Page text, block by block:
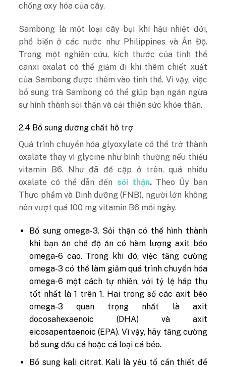
chống oxy hóa của cây.
Sambong là một loại cây bụi khí hậu nhiệt đới,
phổ biến ở các nước như Philippines và Ấn Độ.
Trong một nghiên cứu, kích thước của tinh thể
canxi oxalat có thể giảm đi khi thêm chiết xuất
của Sambong được thêm vào tinh thể. Vì vậy, việc
bổ sung trà Sambong có thể giúp bạn ngăn ngừa
sự hình thành sỏi thận và cải thiện sức khỏe thận.
2.4 Bổ sung dưỡng chất hỗ trợ
Quá trình chuyển hóa glyoxylate có thể trở thành
oxalate thay vì glycine như bình thường nếu thiếu
vitamin B6. Như đã đề cập ở trên, quá nhiều
oxalate có thể dẫn đến sỏi thận.Theo Ủy ban
Thực phẩm và Dinh dưỡng (FNB), người lớn không
nên vượt quá 100 mg vitamin B6 mỗi ngày.
Bổ sung omega-3. Sỏi thận có thể hình thành
khi bạn ăn chế độ ăn có hàm lượng axit béo
omega-6 cao. Trong khi đó, việc tăng cường
omega-3 có thể làm giảm quá trình chuyển hóa
omega-6 một cách tự nhiên, với tỷ lệ hấp thụ
tốt nhất là 1 trên 1. Hai trong số các axit béo
omega-3 quan trọng nhất là axit
docosahexaenoic (DHA) và axit
eicosapentaenoic (EPA). Vì vậy, hãy tăng cường
bổ sung dầu cá hoặc cá loại cá béo.
Bổ sung kali citrat. Kali là yếu tố cần thiết để